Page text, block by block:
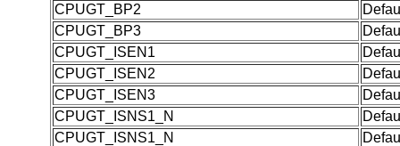
CPUGT_BP2
CPUGT_BP3
CPUGT_ISEN1
CPUGT_ISEN2
CPUGT_ISEN3
CPUGT_ISNS1_N
CPUGT_ISNS1_N